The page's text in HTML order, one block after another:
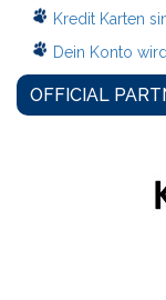
Kredit Karten
Dein Konto
OFFICIAL